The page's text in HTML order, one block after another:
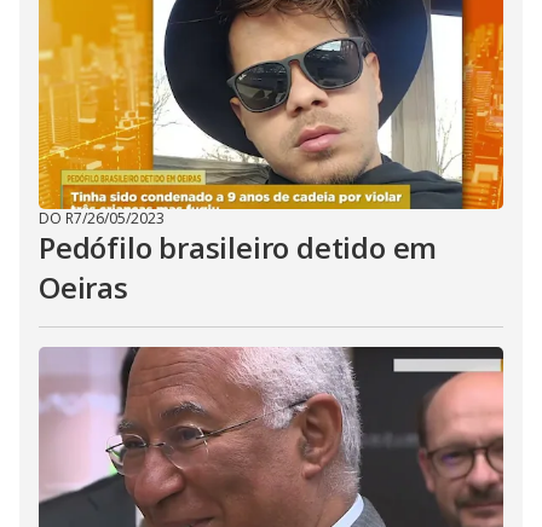
DO R7/26/05/2023
Pedófilo brasileiro detido em
Oeiras